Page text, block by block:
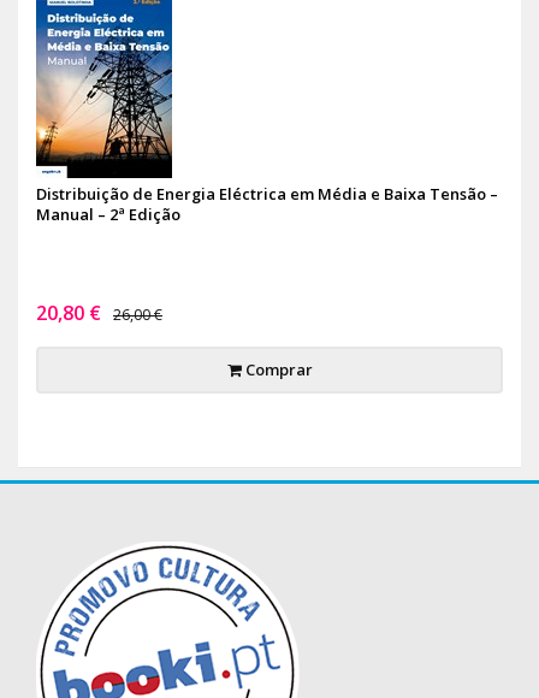
Distribuição de Energia Eléctrica em Média e Baixa Tensão –
Manual – 2ª Edição
20,80 € 26,00 €
Comprar